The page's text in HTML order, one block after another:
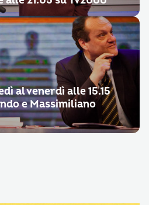
al venerdì alle 15.15
e Massimiliano